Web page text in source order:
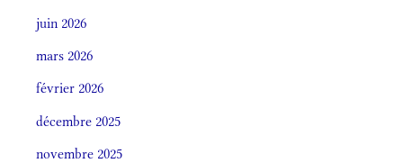
juin 2026
mars 2026
février 2026
décembre 2025
novembre 2025